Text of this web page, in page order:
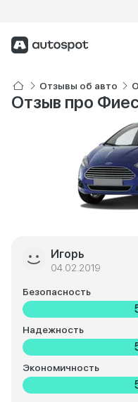
Отзывы об авто
Отзыв про
Игорь
04.02.2019
Безопасность
Надежность
Экономичность